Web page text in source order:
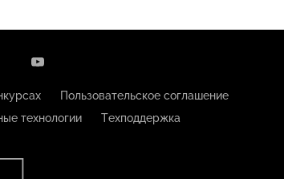
Пользовательское соглашение
технологии Техподдержка